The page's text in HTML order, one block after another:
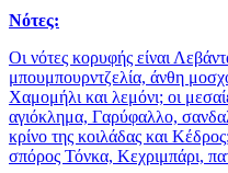
Νότες:
Οι νότες κορυφής είναι
μπουμπουρντζελία, άνθη
Χαμομήλι και λεμόνι; οι
αγιόκλημα, Γαρύφαλλο,
κρίνο της κοιλάδας και
σπόρος Τόνκα, Κεχριμπάρι,